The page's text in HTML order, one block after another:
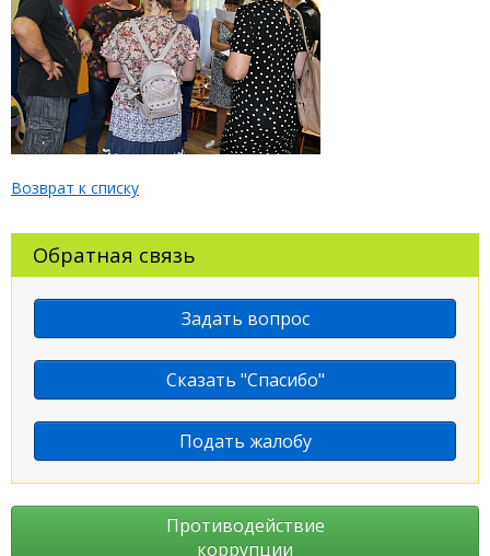
Возврат к списку
Обратная связь
Задать вопрос
Сказать "Спасибо"
Подать жалобу
Противодействие
коррупции